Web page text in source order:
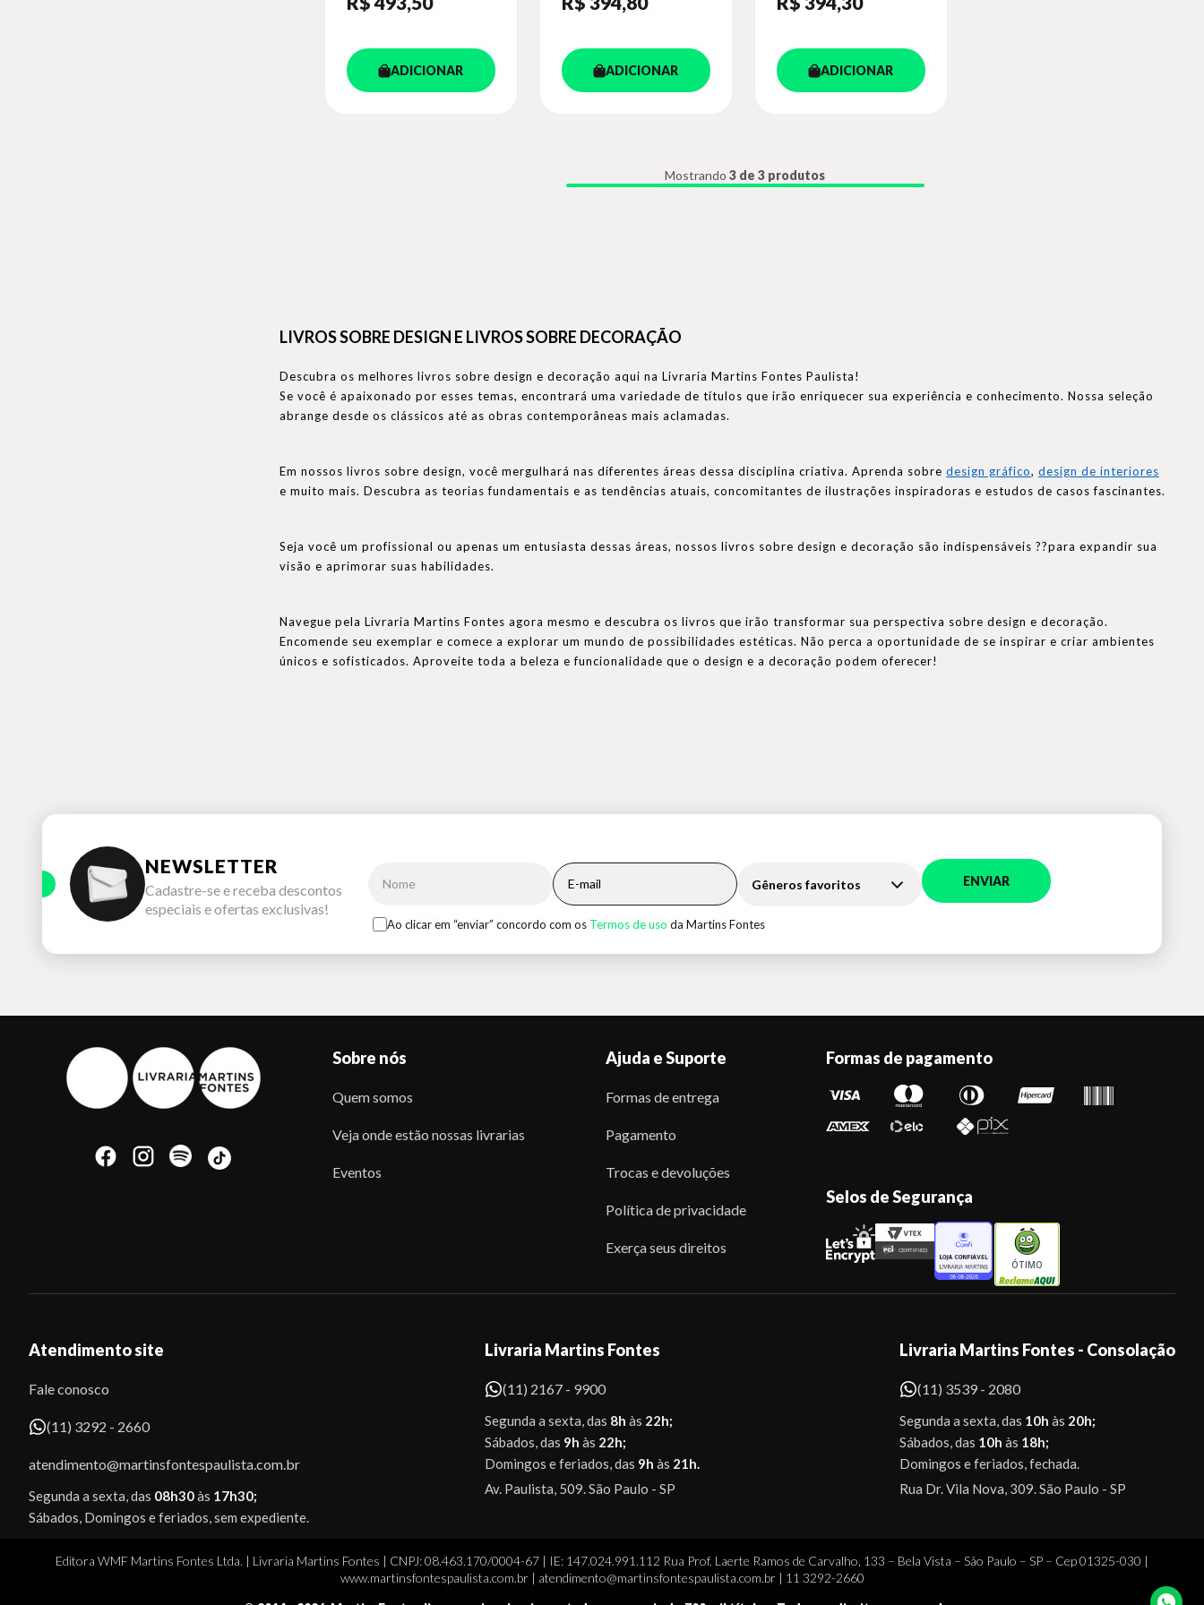
ADICIONAR ADICIONAR ADICIONAR
Mostrando3 de 3 produtos
LIVROS SOBRE DESIGN E LIVROS SOBRE DECORAÇÃO
Descubra os melhores livros sobre design e decoração aqui na Livraria Martins Fontes Paulista!
Se você é apaixonado por esses temas, encontrará uma variedade de títulos que irão enriquecer sua experiência e conhecimento. Nossa seleção
abrange desde os clássicos até as obras contemporâneas mais aclamadas.
Em nossos livros sobre design, você mergulhará nas diferentes áreas dessa disciplina criativa. Aprenda sobre design gráfico, design de interiores
e muito mais. Descubra as teorias fundamentais e as tendências atuais, concomitantes de ilustrações inspiradoras e estudos de casos fascinantes.
Seja você um profissional ou apenas um entusiasta dessas áreas, nossos livros sobre design e decoração são indispensáveis ??para expandir sua
visão e aprimorar suas habilidades.
Navegue pela Livraria Martins Fontes agora mesmo e descubra os livros que irão transformar sua perspectiva sobre design e decoração.
Encomende seu exemplar e comece a explorar um mundo de possibilidades estéticas. Não perca a oportunidade de se inspirar e criar ambientes
únicos e sofisticados. Aproveite toda a beleza e funcionalidade que o design e a decoração podem oferecer!
NEWSLETTER
Cadastre-se e receba descontos
especiais e ofertas exclusivas!
Gêneros favoritos ENVIAR
Ao clicar em “enviar” concordo com os Termos de uso da Martins Fontes
Sobre nós
Quem somos
Veja onde estão nossas livrarias
Eventos
Ajuda e Suporte
Formas de entrega
Pagamento
Trocas e devoluções
Política de privacidade
Exerça seus direitos
Formas de pagamento
Selos de Segurança
ÓTIMO
Atendimento site
Fale conosco
(11) 3292 - 2660
atendimento@martinsfontespaulista.com.br
Segunda a sexta, das 08h30às 17h30;
Sábados, Domingos e feriados, sem expediente.
Livraria Martins Fontes
(11) 2167 - 9900
Segunda a sexta, das 8h às 22h;
Sábados, das 9h às 22h;
Domingos e feriados, das 9h às 21h.
Av. Paulista, 509. São Paulo - SP
Livraria Martins Fontes - Consolação
(11) 3539 - 2080
Segunda a sexta, das 10h às 20h;
Sábados, das 10h às 18h;
Domingos e feriados, fechada.
Rua Dr. Vila Nova, 309. São Paulo - SP
Editora WMF Martins Fontes Ltda. | Livraria Martins Fontes | CNPJ: 08.463.170/0004-67 | IE: 147.024.991.112 Rua Prof. Laerte Ramos de Carvalho, 133 – Bela Vista – São Paulo – SP – Cep 01325-030 |
www.martinsfontespaulista.com.br | atendimento@martinsfontespaulista.com.br | 11 3292-2660